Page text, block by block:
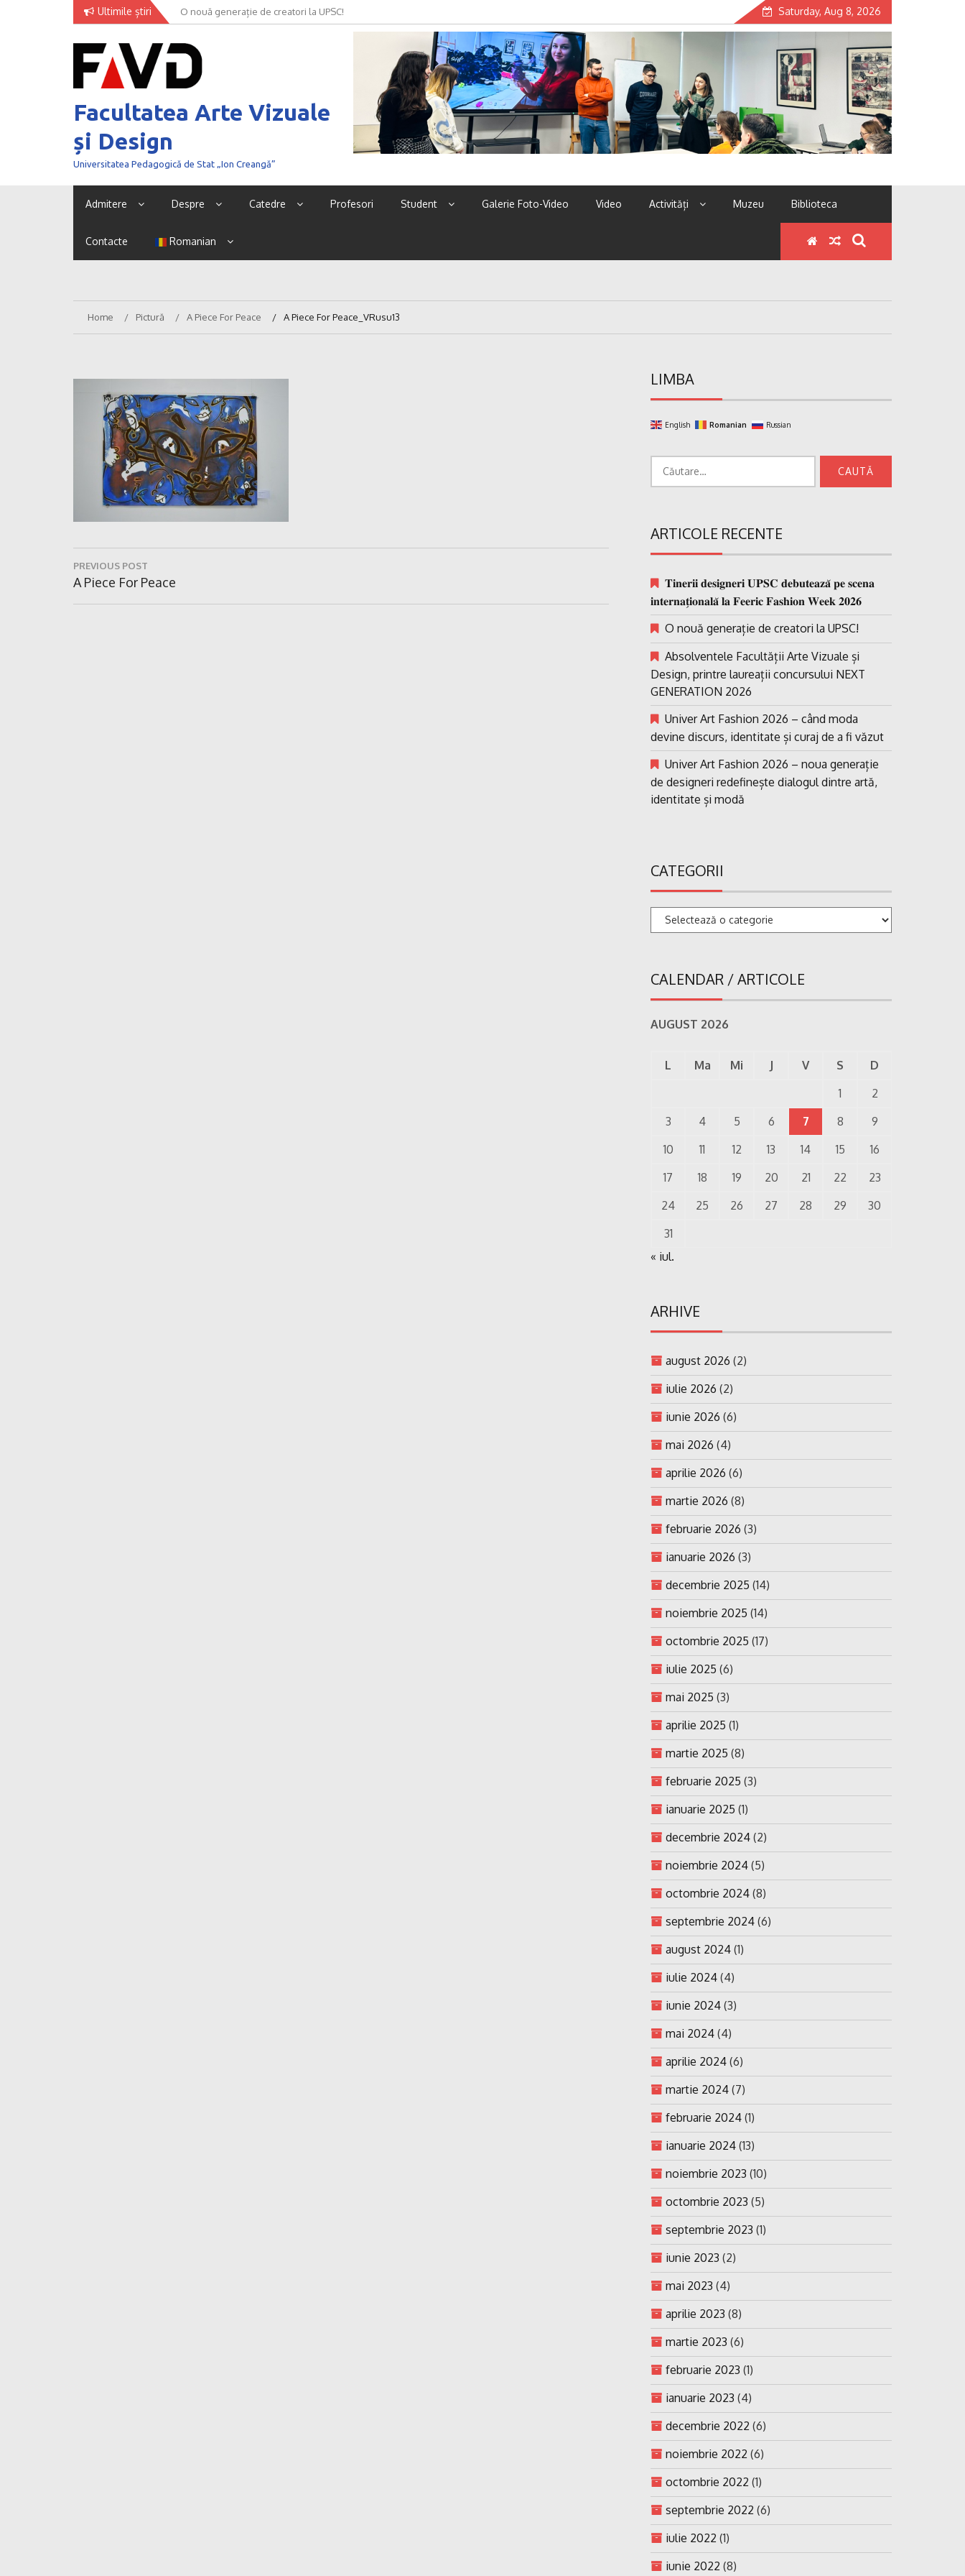
Ultimile știri O nouă generație de creatori la UPSC! Saturday, Aug 8, 2026
Facultatea Arte Vizuale
și Design
Universitatea Pedagogică de Stat „Ion Creangă”
Admitere Despre Catedre Profesori Student Galerie Foto-Video Video Activități Muzeu Biblioteca
Contacte Romanian
Home Pictură A Piece For Peace A Piece For Peace_VRusu13
Navigare
în
articole
PREVIOUS POST
Previous
Post:
A Piece For Peace
LIMBA
English Romanian Russian
ARTICOLE RECENTE
𝐓𝐢𝐧𝐞𝐫𝐢𝐢 𝐝𝐞𝐬𝐢𝐠𝐧𝐞𝐫𝐢 𝐔𝐏𝐒𝐂 𝐝𝐞𝐛𝐮𝐭𝐞𝐚𝐳𝐚̆ 𝐩𝐞 𝐬𝐜𝐞𝐧𝐚
𝐢𝐧𝐭𝐞𝐫𝐧𝐚𝐭̗𝐢𝐨𝐧𝐚𝐥𝐚̆ 𝐥𝐚 𝐅𝐞𝐞𝐫𝐢𝐜 𝐅𝐚𝐬𝐡𝐢𝐨𝐧 𝐖𝐞𝐞𝐤 𝟐𝟎𝟐𝟔
O nouă generație de creatori la UPSC!
Absolventele Facultății Arte Vizuale și
Design, printre laureații concursului NEXT
GENERATION 2026
Univer Art Fashion 2026 – când moda
devine discurs, identitate și curaj de a fi văzut
Univer Art Fashion 2026 – noua generație
de designeri redefinește dialogul dintre artă,
identitate și modă
CATEGORII
Categorii
CALENDAR / ARTICOLE
AUGUST 2026
L Ma Mi J V S
D
1
2
3
4 5 6 7 8
9
10
11 12 13 14 15
16
17
18 19 20 21 22
23
24
25 26 27 28 29
30
31
« iul.
ARHIVE
august 2026 (2)
iulie 2026 (2)
iunie 2026 (6)
mai 2026 (4)
aprilie 2026 (6)
martie 2026 (8)
februarie 2026 (3)
ianuarie 2026 (3)
decembrie 2025 (14)
noiembrie 2025 (14)
octombrie 2025 (17)
iulie 2025 (6)
mai 2025 (3)
aprilie 2025 (1)
martie 2025 (8)
februarie 2025 (3)
ianuarie 2025 (1)
decembrie 2024 (2)
noiembrie 2024 (5)
octombrie 2024 (8)
septembrie 2024 (6)
august 2024 (1)
iulie 2024 (4)
iunie 2024 (3)
mai 2024 (4)
aprilie 2024 (6)
martie 2024 (7)
februarie 2024 (1)
ianuarie 2024 (13)
noiembrie 2023 (10)
octombrie 2023 (5)
septembrie 2023 (1)
iunie 2023 (2)
mai 2023 (4)
aprilie 2023 (8)
martie 2023 (6)
februarie 2023 (1)
ianuarie 2023 (4)
decembrie 2022 (6)
noiembrie 2022 (6)
octombrie 2022 (1)
septembrie 2022 (6)
iulie 2022 (1)
iunie 2022 (8)